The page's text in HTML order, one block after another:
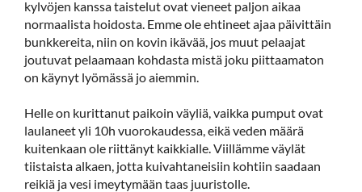
kylvöjen kanssa taistelut ovat vieneet paljon aikaa
normaalista hoidosta. Emme ole ehtineet ajaa päivittäin
bunkkereita, niin on kovin ikävää, jos muut pelaajat
joutuvat pelaamaan kohdasta mistä joku piittaamaton
on käynyt lyömässä jo aiemmin.
Helle on kurittanut paikoin väyliä, vaikka pumput ovat
laulaneet yli 10h vuorokaudessa, eikä veden määrä
kuitenkaan ole riittänyt kaikkialle. Viillämme väylät
tiistaista alkaen, jotta kuivahtaneisiin kohtiin saadaan
reikiä ja vesi imeytymään taas juuristolle.